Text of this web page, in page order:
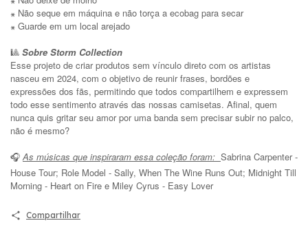
꘎ Não seque em máquina e não torça a ecobag para secar
꘎ Guarde em um local arejado
🎱 Sobre Storm Collection
Esse projeto de criar produtos sem vínculo direto com os artistas
nasceu em 2024, com o objetivo de reunir frases, bordões e
expressões dos fãs, permitindo que todos compartilhem e expressem
todo esse sentimento através das nossas camisetas. Afinal, quem
nunca quis gritar seu amor por uma banda sem precisar subir no palco,
não é mesmo?
🎧 As músicas que inspiraram essa coleção foram: Sabrina Carpenter -
House Tour; Role Model - Sally, When The Wine Runs Out; Midnight Till
Morning - Heart on Fire e Miley Cyrus - Easy Lover
Compartilhar